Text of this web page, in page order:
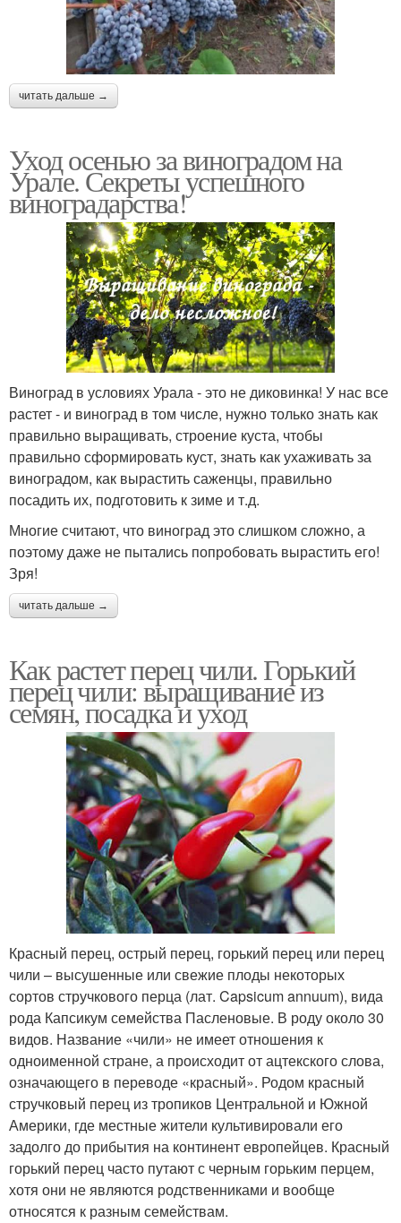
читать дальше →
Уход осенью за виноградом на
Урале. Секреты успешного
виноградарства!
Виноград в условиях Урала - это не диковинка! У нас все
растет - и виноград в том числе, нужно только знать как
правильно выращивать, строение куста, чтобы
правильно сформировать куст, знать как ухаживать за
виноградом, как вырастить саженцы, правильно
посадить их, подготовить к зиме и т.д.
Многие считают, что виноград это слишком сложно, а
поэтому даже не пытались попробовать вырастить его!
Зря!
читать дальше →
Как растет перец чили. Горький
перец чили: выращивание из
семян, посадка и уход
Красный перец, острый перец, горький перец или перец
чили – высушенные или свежие плоды некоторых
сортов стручкового перца (лат. Capsicum annuum), вида
рода Капсикум семейства Пасленовые. В роду около 30
видов. Название «чили» не имеет отношения к
одноименной стране, а происходит от ацтекского слова,
означающего в переводе «красный». Родом красный
стручковый перец из тропиков Центральной и Южной
Америки, где местные жители культивировали его
задолго до прибытия на континент европейцев. Красный
горький перец часто путают с черным горьким перцем,
хотя они не являются родственниками и вообще
относятся к разным семействам.